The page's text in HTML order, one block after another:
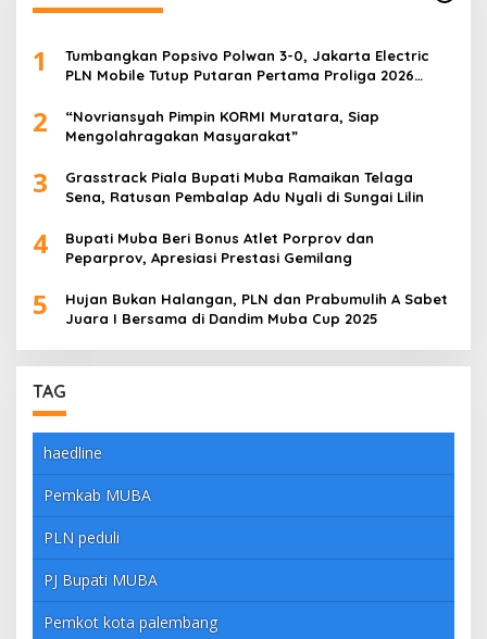
1
Tumbangkan Popsivo Polwan 3-0, Jakarta Electric
PLN Mobile Tutup Putaran Pertama Proliga 2026
2
“Novriansyah Pimpin KORMI Muratara, Siap
Mengolahragakan Masyarakat”
3
Grasstrack Piala Bupati Muba Ramaikan Telaga
Sena, Ratusan Pembalap Adu Nyali di Sungai Lilin
4
Bupati Muba Beri Bonus Atlet Porprov dan
Peparprov, Apresiasi Prestasi Gemilang
5
Hujan Bukan Halangan, PLN dan Prabumulih A Sabet
Juara I Bersama di Dandim Muba Cup 2025
TAG
haedline
Pemkab MUBA
PLN peduli
PJ Bupati MUBA
Pemkot kota palembang